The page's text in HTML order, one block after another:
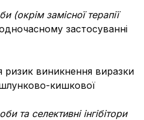
(окрім замісної терапії
застосуванні
ризик виникнення виразки
кишкової
та селективні інгібітори